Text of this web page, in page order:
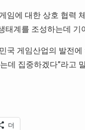
임에 대한 상호 협력
계를 조성하는데 기
국 게임산업의 발전
데 집중하겠다”라고
더